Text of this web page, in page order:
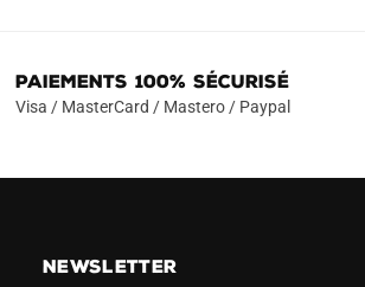
Paiements 100% Sécurisé
Visa / MasterCard / Mastero / Paypal
NEWSLETTER